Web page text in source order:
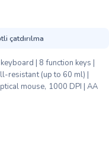
çatdırılma
| 8 function keys |
resistant (up to 60 ml) |
mouse, 1000 DPI | AA